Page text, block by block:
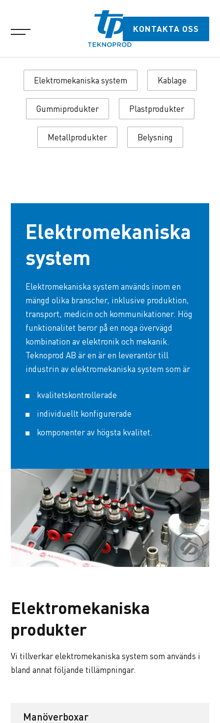
KONTAKTA OSS
Elektromekaniska system Kablage
Gummiprodukter Plastprodukter
Metallprodukter Belysning
Elektromekaniska
system
Elektromekaniska system används inom en
mängd olika branscher, inklusive produktion,
transport, medicin och kommunikationer. Hög
funktionalitet beror på en noga övervägd
kombination av elektronik och mekanik.
Teknoprod AB är en är en leverantör till
industrin av elektromekaniska system som är
kvalitetskontrollerade
individuellt konfigurerade
komponenter av högsta kvalitet.
Elektromekaniska
produkter
Vi tillverkar elektromekaniska system som används i
bland annat följande tillämpningar.
Manöverboxar